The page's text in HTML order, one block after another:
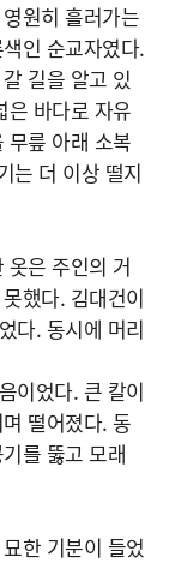
원히 흘러가는
인 순교자였다.
길을 알고 있
은 바다로 자유
무릎 아래 소복
는 더 이상 떨지
옷은 주인의 거
했다. 김대건이
다. 동시에 머리
이었다. 큰 칼이
떨어졌다. 동
를 뚫고 모래
한 기분이 들었